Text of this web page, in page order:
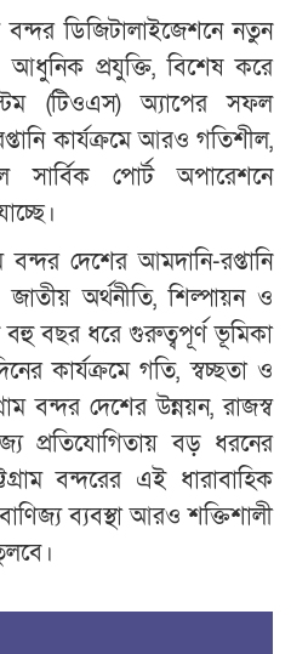
বন্দর ডিজিটালাইজেশনে নতুন
প্রযুক্তি, বিশেষ করে
(টিওএস) অ্যাপের সফল
কার্যক্রমে আরও গতিশীল,
পোর্ট অপারেশনে
দেশের আমদানি-রপ্তানি
জাতীয় অর্থনীতি, শিল্পায়ন ও
বহু বছর ধরে গুরুত্বপূর্ণ ভূমিকা
কার্যক্রমে গতি, স্বচ্ছতা ও
বন্দর দেশের উন্নয়ন, রাজস্ব
প্রতিযোগিতায় বড় ধরনের
বন্দরের এই ধারাবাহিক
ব্যবস্থা আরও শক্তিশালী